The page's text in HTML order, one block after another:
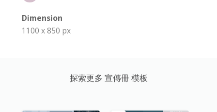
Dimension
1100 x 850 px
探索更多 宣傳冊 模板